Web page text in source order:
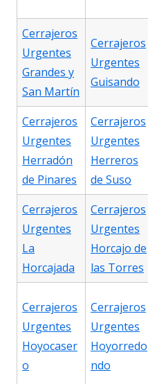
Cerrajeros
Urgentes
Grandes y
San Martín
Cerrajeros
Urgentes
Guisando
Cerrajeros
Urgentes
Herradón
de Pinares
Cerrajeros
Urgentes
Herreros
de Suso
Cerrajeros
Urgentes
La
Horcajada
Cerrajeros
Urgentes
Horcajo de
las Torres
Cerrajeros
Urgentes
Hoyocaser
o
Cerrajeros
Urgentes
Hoyorredo
ndo